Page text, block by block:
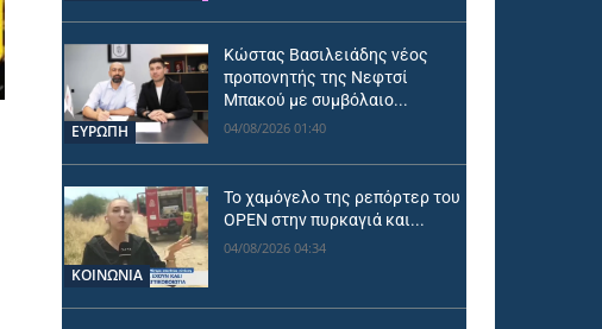
ΕΥΡΩΠΗ
Κώστας Βασιλειάδης νέος
προπονητής της Νεφτσί
Μπακού με συμβόλαιο...
04/08/2026 01:40
ΚΟΙΝΩΝΙΑ
Το χαμόγελο της ρεπόρτερ του
OPEN στην πυρκαγιά και...
04/08/2026 04:34